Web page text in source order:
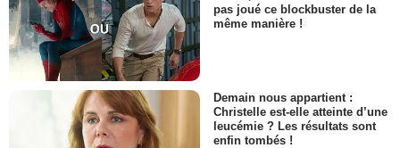
pas joué ce blockbuster de la
même manière !
Demain nous appartient :
Christelle est-elle atteinte d’une
leucémie ? Les résultats sont
enfin tombés !